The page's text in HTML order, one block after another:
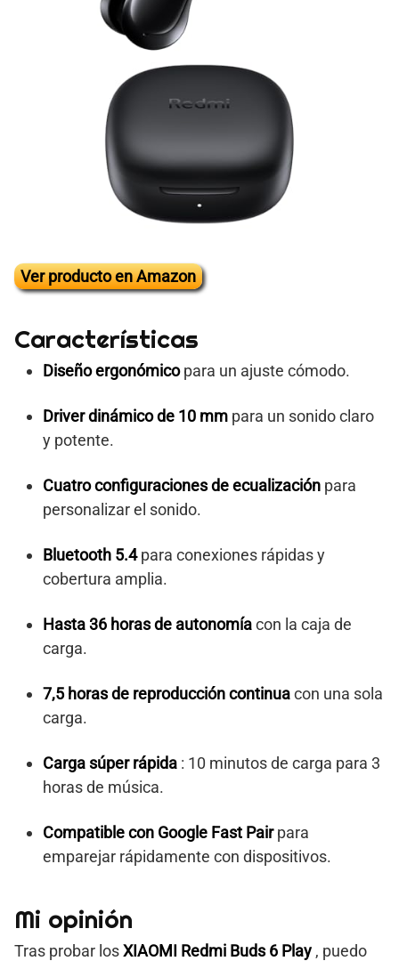
Ver producto en Amazon
Características
Diseño ergonómicopara un ajuste cómodo.
Driver dinámico de 10 mm para un sonido claro
y potente.
Cuatro configuraciones de ecualización para
personalizar el sonido.
Bluetooth 5.4para conexiones rápidas y
cobertura amplia.
Hasta 36 horas de autonomíacon la caja de
carga.
7,5 horas de reproducción continuacon una sola
carga.
Carga súper rápida : 10 minutos de carga para 3
horas de música.
Compatible con Google Fast Pairpara
emparejar rápidamente con dispositivos.
Mi opinión
Tras probar losXIAOMI Redmi Buds 6 Play , puedo